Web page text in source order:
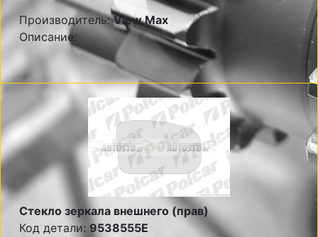
Производитель:View Max
Описание:
Стекло зеркала внешнего (прав)
Код детали: 9538555E